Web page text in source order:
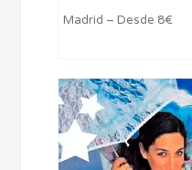
Madrid – Desde 8€